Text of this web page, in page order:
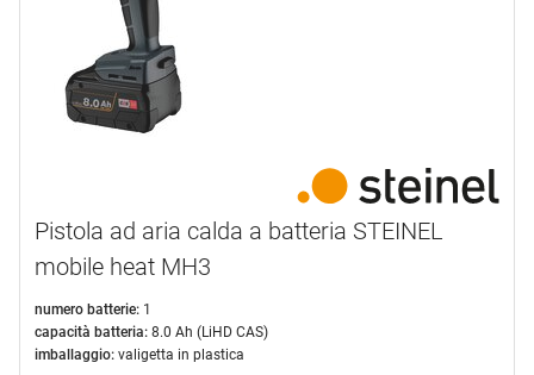
Pistola ad aria calda a batteria STEINEL
mobile heat MH3
numero batterie: 1
capacità batteria: 8.0 Ah (LiHD CAS)
imballaggio: valigetta in plastica